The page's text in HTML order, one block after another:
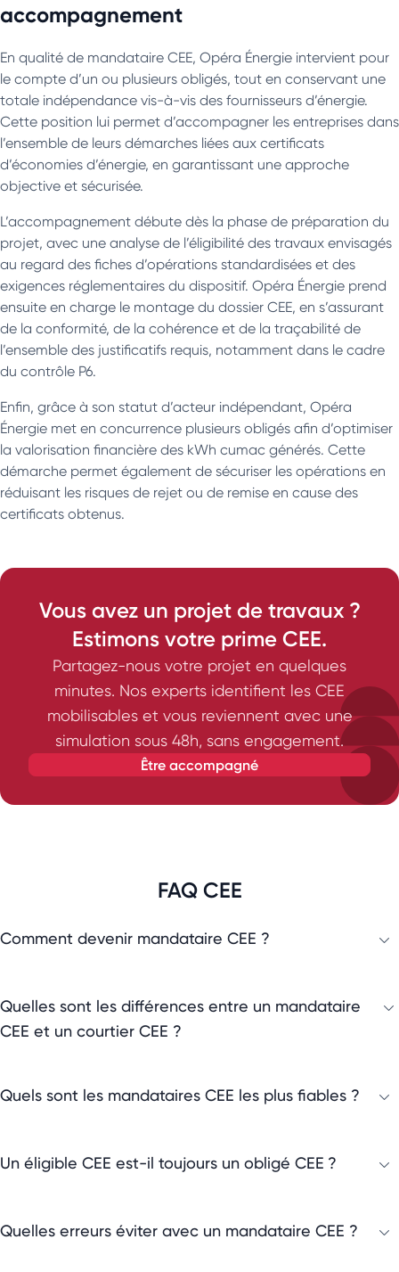
accompagnement
En qualité de mandataire CEE, Opéra Énergie intervient pour
le compte d’un ou plusieurs obligés, tout en conservant une
totale indépendance vis-à-vis des fournisseurs d’énergie.
Cette position lui permet d’accompagner les entreprises dans
l’ensemble de leurs démarches liées aux certificats
d’économies d’énergie, en garantissant une approche
objective et sécurisée.
L’accompagnement débute dès la phase de préparation du
projet, avec une analyse de l’éligibilité des travaux envisagés
au regard des fiches d’opérations standardisées et des
exigences réglementaires du dispositif. Opéra Énergie prend
ensuite en charge le montage du dossier CEE, en s’assurant
de la conformité, de la cohérence et de la traçabilité de
l’ensemble des justificatifs requis, notamment dans le cadre
du contrôle P6.
Enfin, grâce à son statut d’acteur indépendant, Opéra
Énergie met en concurrence plusieurs obligés afin d’optimiser
la valorisation financière des kWh cumac générés. Cette
démarche permet également de sécuriser les opérations en
réduisant les risques de rejet ou de remise en cause des
certificats obtenus.
Vous avez un projet de travaux ?
Estimons votre prime CEE.
Partagez-nous votre projet en quelques
minutes. Nos experts identifient les CEE
mobilisables et vous reviennent avec une
simulation sous 48h, sans engagement.
être accompagné
FAQ CEE
Comment devenir mandataire CEE ?
Quelles sont les différences entre un mandataire
CEE et un courtier CEE ?
Quels sont les mandataires CEE les plus fiables ?
Un éligible CEE est-il toujours un obligé CEE ?
Quelles erreurs éviter avec un mandataire CEE ?